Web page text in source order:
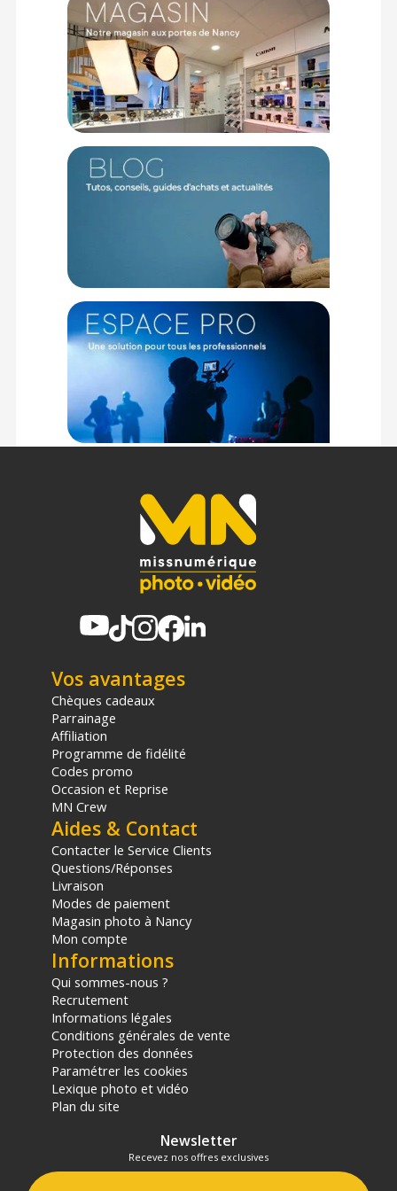
Vos avantages
Chèques cadeaux
Parrainage
Affiliation
Programme de fidélité
Codes promo
Occasion et Reprise
MN Crew
Aides & Contact
Contacter le Service Clients
Questions/Réponses
Livraison
Modes de paiement
Magasin photo à Nancy
Mon compte
Informations
Qui sommes-nous ?
Recrutement
Informations légales
Conditions générales de vente
Protection des données
Paramétrer les cookies
Lexique photo et vidéo
Plan du site
Newsletter
Recevez nos offres exclusives